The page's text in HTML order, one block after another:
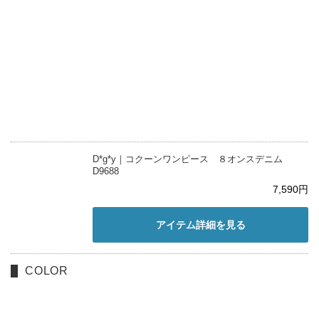
D*g*y｜コクーンワンピース ８オンスデニム
D9688
7,590円
アイテム詳細を見る
COLOR